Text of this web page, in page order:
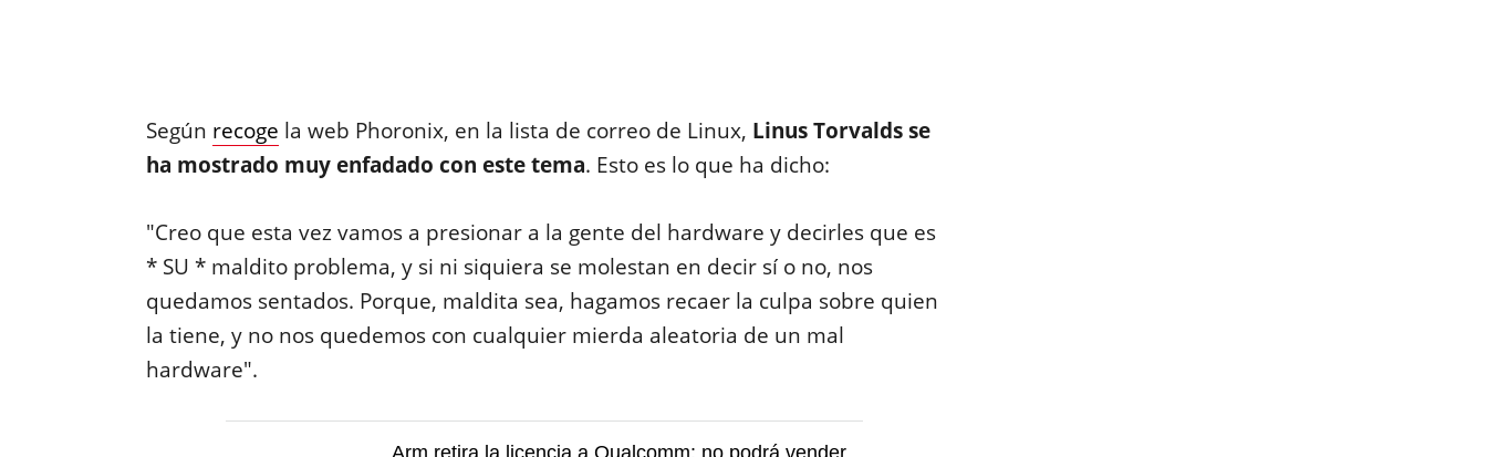
Según recoge la web Phoronix, en la lista de correo de Linux, Linus Torvalds se
ha mostrado muy enfadado con este tema. Esto es lo que ha dicho:
"Creo que esta vez vamos a presionar a la gente del hardware y decirles que es
* SU * maldito problema, y si ni siquiera se molestan en decir sí o no, nos
quedamos sentados. Porque, maldita sea, hagamos recaer la culpa sobre quien
la tiene, y no nos quedemos con cualquier mierda aleatoria de un mal
hardware".
Arm retira la licencia a Qualcomm: no podrá vender